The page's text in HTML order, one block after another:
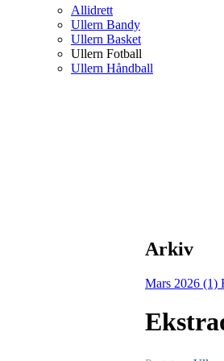
Allidrett
Ullern Bandy
Ullern Basket
Ullern Fotball
Ullern Håndball
Arkiv
Mars 2026 (1)